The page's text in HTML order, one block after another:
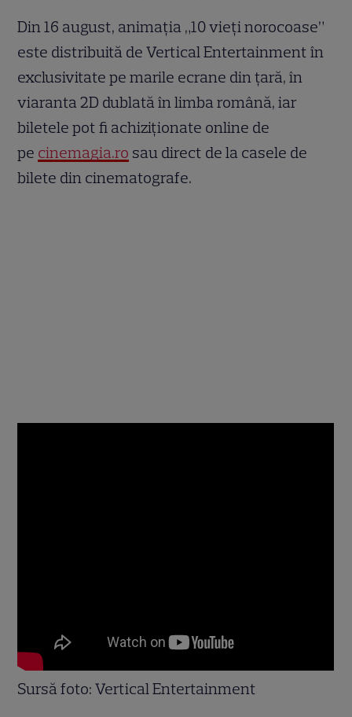
Din 16 august, animația „10 vieți norocoase”
este distribuită de Vertical Entertainment în
exclusivitate pe marile ecrane din țară, în
viaranta 2D dublată în limba română, iar
biletele pot fi achiziționate online de
pe cinemagia.ro sau direct de la casele de
bilete din cinematografe.
Sursă foto: Vertical Entertainment